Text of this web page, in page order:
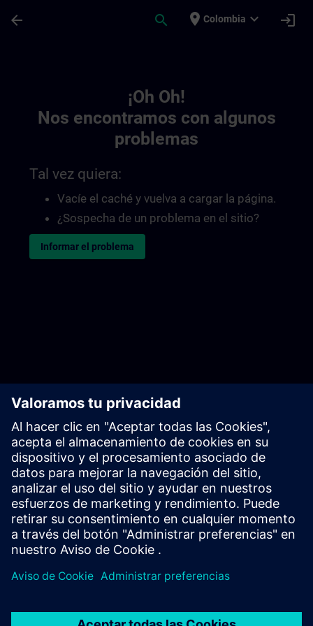
arrow_back search place Colombia expand_more login
¡Oh Oh!
Nos encontramos con algunos
problemas
Tal vez quiera:
Vacíe el caché y vuelva a cargar la página.
¿Sospecha de un problema en el sitio?
Informar el problema